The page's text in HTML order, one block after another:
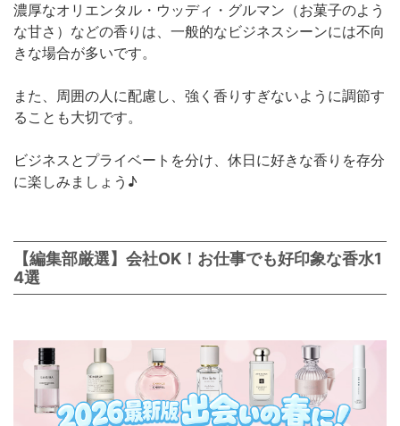
濃厚なオリエンタル・ウッディ・グルマン（お菓子のよう
な甘さ）などの香りは、一般的なビジネスシーンには不向
きな場合が多いです。
また、周囲の人に配慮し、強く香りすぎないように調節す
ることも大切です。
ビジネスとプライベートを分け、休日に好きな香りを存分
に楽しみましょう♪
【編集部厳選】会社OK！お仕事でも好印象な香水1
4選